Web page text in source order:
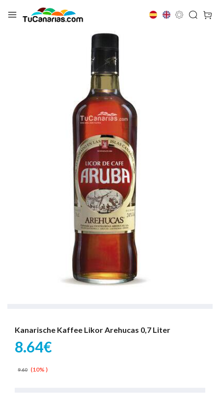
Kanarische Kaffee Likor Arehucas 0,7 Liter
8.64€
9.60 (10% )